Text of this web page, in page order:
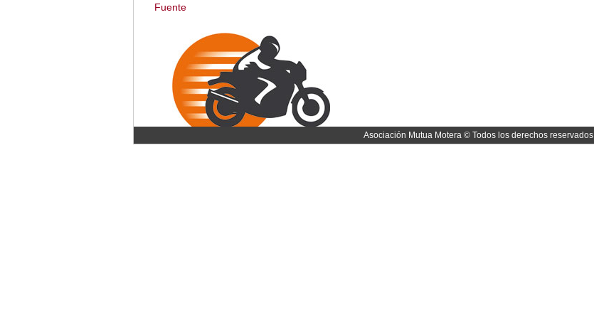
Fuente
Asociación Mutua Motera © Todos los derechos reservados